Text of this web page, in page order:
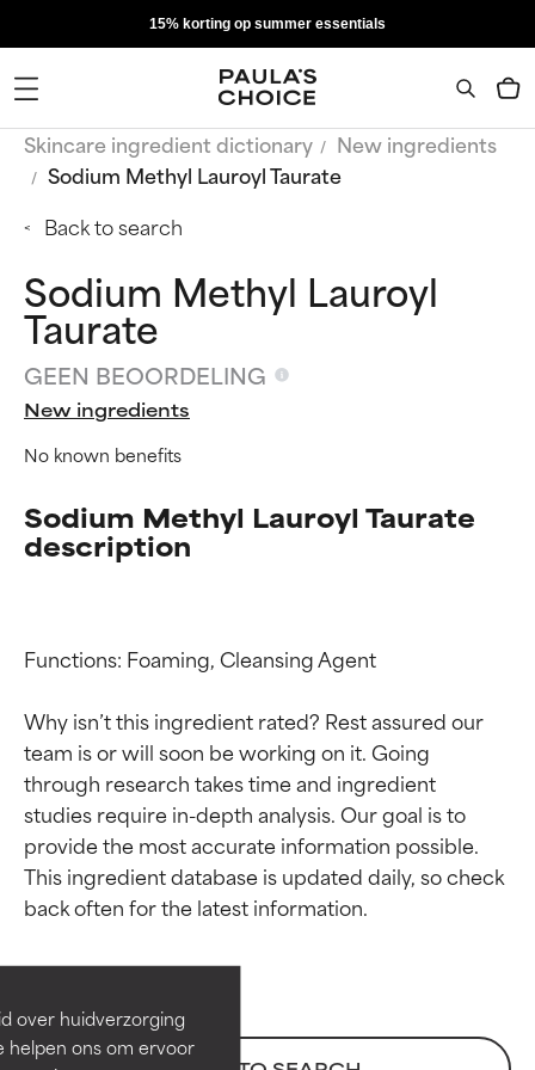
over huidverzorging
helpen ons om ervoor
15% korting op summer essentials
Skincare ingredient dictionary
New ingredients
Sodium Methyl Lauroyl Taurate
Back to search
Sodium Methyl Lauroyl
Taurate
GEEN BEOORDELING
New ingredients
No known benefits
Sodium Methyl Lauroyl Taurate
description
Functions: Foaming, Cleansing Agent
Why isn’t this ingredient rated? Rest assured our
team is or will soon be working on it. Going
through research takes time and ingredient
studies require in-depth analysis. Our goal is to
provide the most accurate information possible.
This ingredient database is updated daily, so check
Beoordelingen van
ingrediënten
Bewezen en ondersteund door
onafhankelijk onderzoek.
Beoordelingen van
ingrediënten
Bewezen en ondersteund door
onafhankelijk onderzoek.